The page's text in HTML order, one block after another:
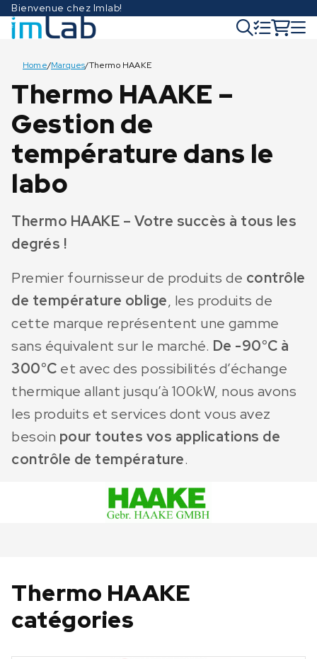
Bienvenue chez Imlab!
Home/Marques/Thermo HAAKE
Thermo HAAKE –
Gestion de
température dans le
labo
Thermo HAAKE – Votre succès à tous les
degrés !
Premier fournisseur de produits de contrôle
de température oblige, les produits de
cette marque représentent une gamme
sans équivalent sur le marché. De -90°C à
300°C et avec des possibilités d’échange
thermique allant jusqu’à 100kW, nous avons
les produits et services dont vous avez
besoin pour toutes vos applications de
contrôle de température.
Thermo HAAKE
catégories